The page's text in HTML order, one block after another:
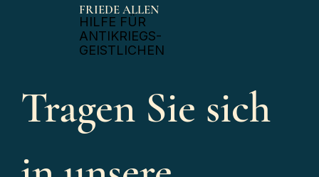
FRIEDE ALLEN
​HILFE FÜR
ANTIKRIEGS-
GEISTLICHEN
Tragen Sie sich